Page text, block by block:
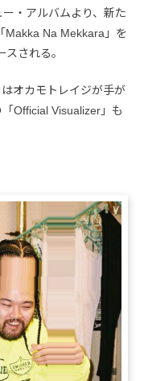
・アルバムより、新た
Makka Na Mekkara」を
される。
オカモトレイジが手が
Official Visualizer」も